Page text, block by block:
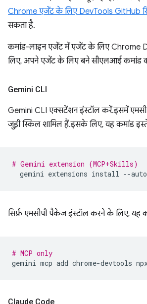
Chrome एजेंट के लिए DevTools GitHub
सकता है.
कमांड-लाइन एजेंट में एजेंट के लिए Chrome
लिए, अपने एजेंट के लिए बने सीएलआई कमांड
Gemini CLI
Gemini CLI एक्सटेंशन इंस्टॉल करें. इसमें
जुड़ी स्किल शामिल हैं. इसके लिए, यह कमांड
# Gemini extension (MCP+Skills)
gemini extensions install --
सिर्फ़ एमसीपी पैकेज इंस्टॉल करने के लिए, यह
# MCP only
gemini mcp add chrome-devtools
Claude Code